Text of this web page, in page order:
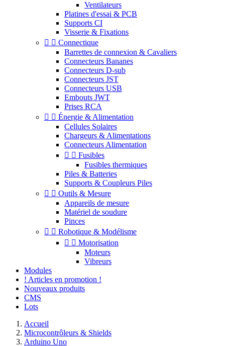
Ventilateurs
Platines d'essai & PCB
Supports CI
Visserie & Fixations
  Connectique
Barrettes de connexion & Cavaliers
Connecteurs Bananes
Connecteurs D-sub
Connecteurs JST
Connecteurs USB
Embouts JWT
Prises RCA
  Énergie & Alimentation
Cellules Solaires
Chargeurs & Alimentations
Connecteurs Alimentation
  Fusibles
Fusibles thermiques
Piles & Batteries
Supports & Coupleurs Piles
  Outils & Mesure
Appareils de mesure
Matériel de soudure
Pinces
  Robotique & Modélisme
  Motorisation
Moteurs
Vibreurs
Modules
! Articles en promotion !
Nouveaux produits
CMS
Lots
Accueil
Microcontrôleurs & Shields
Arduino Uno